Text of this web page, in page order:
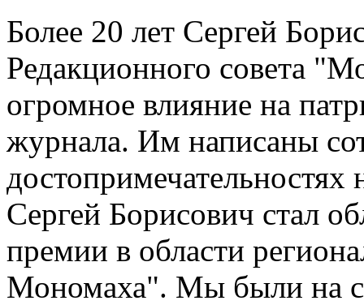
Более 20 лет Сергей
Редакционного совета
огромное влияние на
журнала. Им написаны
Сергей Борисович стал
премии в области
Мономаха". Мы были на